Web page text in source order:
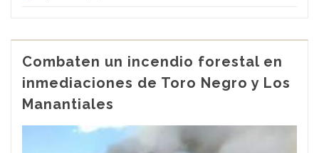
Combaten un incendio forestal en
inmediaciones de Toro Negro y Los
Manantiales